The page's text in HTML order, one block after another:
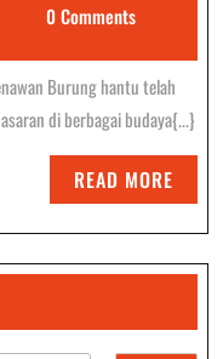
0 Comments
di berbagai budaya{...}
READ MORE
MORE